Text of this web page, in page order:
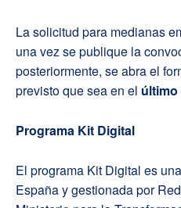
La solicitud para medianas
una vez se publique la
posteriormente, se abra el
previsto que sea en el último
Programa Kit Digital
El programa Kit Digital es
España y gestionada por